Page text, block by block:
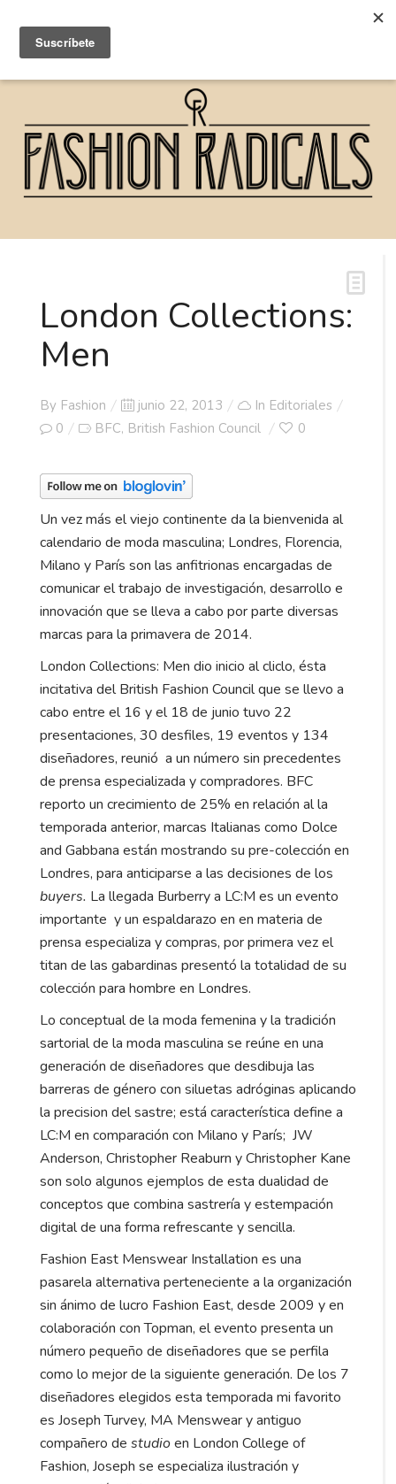
London Collections:
Men
By Fashion
Posted
on
junio 22, 2013 In Editoriales
0
BFC, British Fashion Council 0
Un vez más el viejo continente da la bienvenida al
calendario de moda masculina; Londres, Florencia,
Milano y París son las anfitrionas encargadas de
comunicar el trabajo de investigación, desarrollo e
innovación que se lleva a cabo por parte diversas
marcas para la primavera de 2014.
London Collections: Men dio inicio al cliclo, ésta
incitativa del British Fashion Council que se llevo a
cabo entre el 16 y el 18 de junio tuvo 22
presentaciones, 30 desfiles, 19 eventos y 134
diseñadores, reunió a un número sin precedentes
de prensa especializada y compradores. BFC
reporto un crecimiento de 25% en relación al la
temporada anterior, marcas Italianas como Dolce
and Gabbana están mostrando su pre-colección en
Londres, para anticiparse a las decisiones de los
buyers. La llegada Burberry a LC:M es un evento
importante y un espaldarazo en en materia de
prensa especializa y compras, por primera vez el
titan de las gabardinas presentó la totalidad de su
colección para hombre en Londres.
Lo conceptual de la moda femenina y la tradición
sartorial de la moda masculina se reúne en una
generación de diseñadores que desdibuja las
barreras de género con siluetas adróginas aplicando
la precision del sastre; está característica define a
LC:M en comparación con Milano y París; JW
Anderson, Christopher Reaburn y Christopher Kane
son solo algunos ejemplos de esta dualidad de
conceptos que combina sastrería y estempación
digital de una forma refrescante y sencilla.
Fashion East Menswear Installation es una
pasarela alternativa perteneciente a la organización
sin ánimo de lucro Fashion East, desde 2009 y en
colaboración con Topman, el evento presenta un
número pequeño de diseñadores que se perfila
como lo mejor de la siguiente generación. De los 7
diseñadores elegidos esta temporada mi favorito
es Joseph Turvey, MA Menswear y antiguo
compañero de studioen London College of
Fashion, Joseph se especializa ilustración y